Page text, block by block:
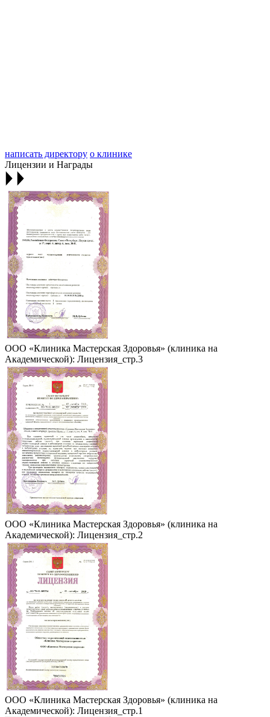
написать директору о клинике
Лицензии и Награды
ООО «Клиника Мастерская Здоровья» (клиника на
Академической): Лицензия_стр.3
ООО «Клиника Мастерская Здоровья» (клиника на
Академической): Лицензия_стр.2
ООО «Клиника Мастерская Здоровья» (клиника на
Академической): Лицензия_стр.1